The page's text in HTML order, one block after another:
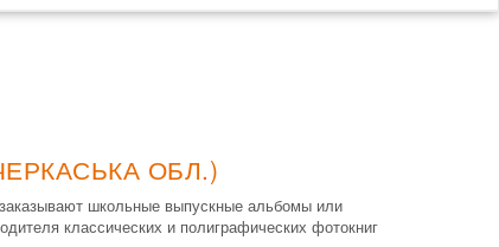
ОБЛ.)
школьные выпускные альбомы или
классических и полиграфических фотокниг